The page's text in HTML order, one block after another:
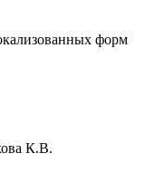
форм
К.В.